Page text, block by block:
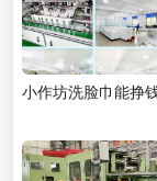
小作坊洗脸巾能挣